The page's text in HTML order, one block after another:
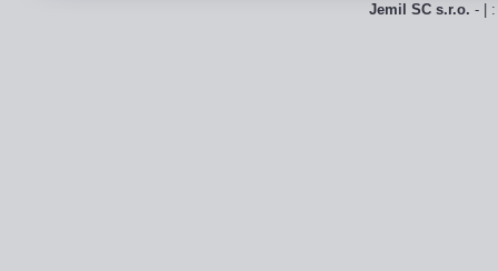
Jemil SC s.r.o. - |